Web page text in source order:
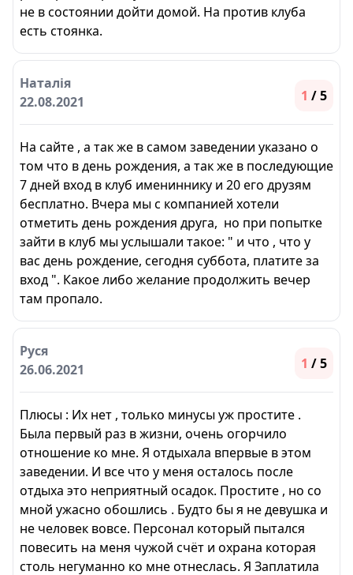
не в состоянии дойти домой. На против клуба
есть стоянка.
Наталія
22.08.2021
1 / 5
На сайте , а так же в самом заведении указано о
том что в день рождения, а так же в последующие
7 дней вход в клуб имениннику и 20 его друзям
бесплатно. Вчера мы с компанией хотели
отметить день рождения друга, но при попытке
зайти в клуб мы услышали такое: " и что , что у
вас день рождение, сегодня суббота, платите за
вход ". Какое либо желание продолжить вечер
там пропало.
Руся
26.06.2021
1 / 5
Плюсы : Их нет , только минусы уж простите .
Была первый раз в жизни, очень огорчило
отношение ко мне. Я отдыхала впервые в этом
заведении. И все что у меня осталось после
отдыха это неприятный осадок. Простите , но со
мной ужасно обошлись . Будто бы я не девушка и
не человек вовсе. Персонал который пытался
повесить на меня чужой счёт и охрана которая
столь негуманно ко мне отнеслась. Я Заплатила